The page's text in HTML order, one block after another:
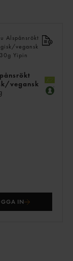
vegansk
IN